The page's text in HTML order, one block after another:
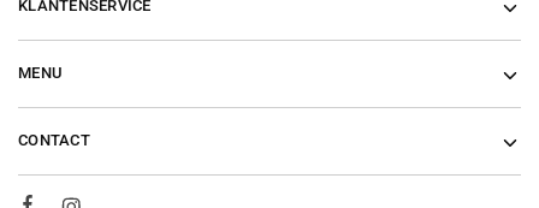
KLANTENSERVICE
MENU
CONTACT